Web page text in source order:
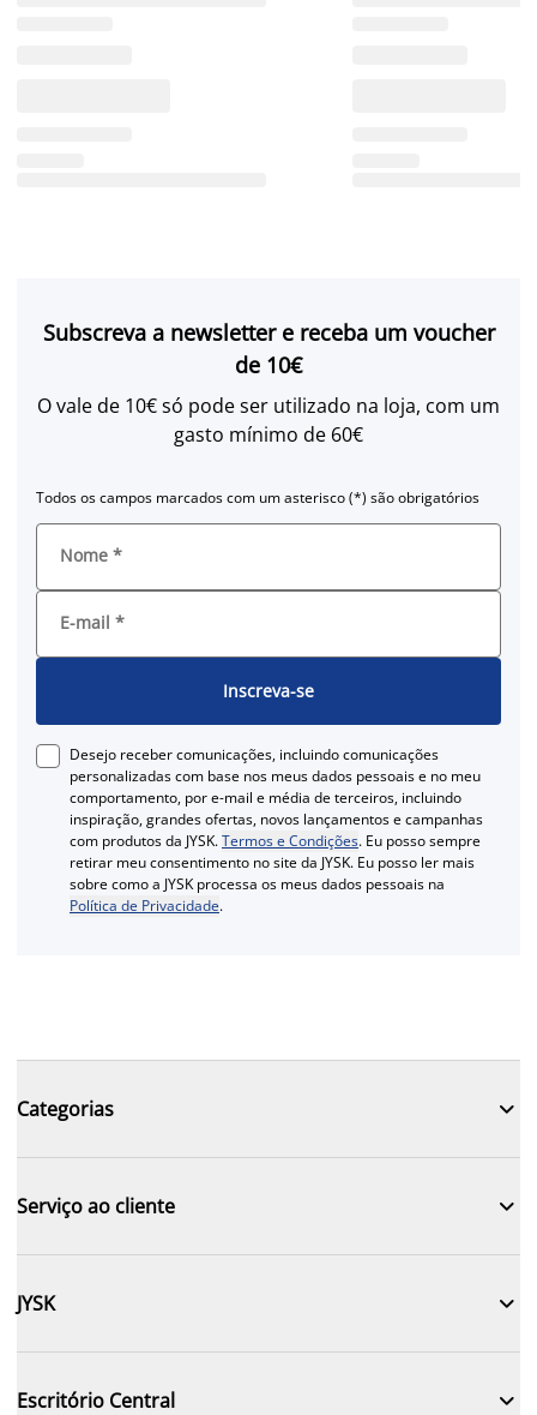
Subscreva a newsletter e receba um voucher
de 10€
O vale de 10€ só pode ser utilizado na loja, com um
gasto mínimo de 60€
Todos os campos marcados com um asterisco (*) são obrigatórios
Nome *
E-mail *
Inscreva-se
Desejo receber comunicações, incluindo comunicações
personalizadas com base nos meus dados pessoais e no meu
comportamento, por e-mail e média de terceiros, incluindo
inspiração, grandes ofertas, novos lançamentos e campanhas
com produtos da JYSK.Termos e Condições. Eu posso sempre
retirar meu consentimento no site da JYSK. Eu posso ler mais
sobre como a JYSK processa os meus dados pessoais na
Política de Privacidade.
Categorias 
Serviço ao cliente 
JYSK 
Escritório Central 